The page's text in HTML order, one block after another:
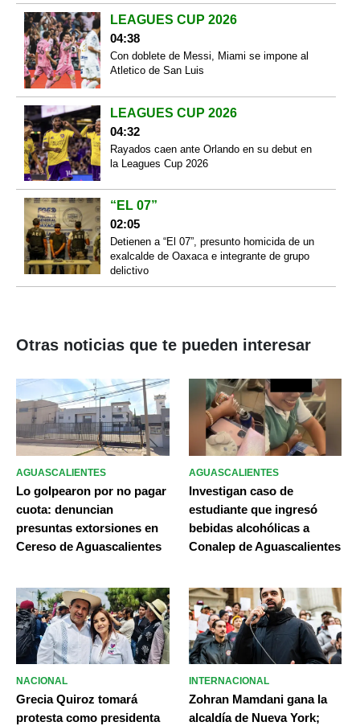
LEAGUES CUP 2026
04:38
Con doblete de Messi, Miami se impone al
Atletico de San Luis
LEAGUES CUP 2026
04:32
Rayados caen ante Orlando en su debut en
la Leagues Cup 2026
“EL 07”
02:05
Detienen a “El 07”, presunto homicida de un
exalcalde de Oaxaca e integrante de grupo
delictivo
Otras noticias que te pueden interesar
AGUASCALIENTES
Lo golpearon por no pagar
cuota: denuncian
presuntas extorsiones en
Cereso de Aguascalientes
AGUASCALIENTES
Investigan caso de
estudiante que ingresó
bebidas alcohólicas a
Conalep de Aguascalientes
NACIONAL
Grecia Quiroz tomará
protesta como presidenta
INTERNACIONAL
Zohran Mamdani gana la
alcaldía de Nueva York;